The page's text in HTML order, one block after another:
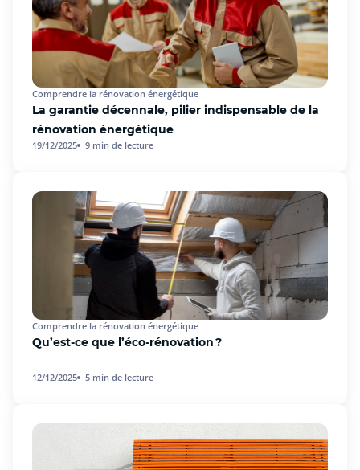
La garantie décennale, pilier indispensable de la
rénovation énergétique
Comprendre la rénovation énergétique
19/12/2025 9 min de lecture
Qu’est-ce que l’éco-rénovation ?
Comprendre la rénovation énergétique
12/12/2025 5 min de lecture